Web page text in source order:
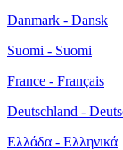
Danmark - Dansk
Suomi - Suomi
France - Français
Deutschland -
Ελλάδα - Ελληνικά